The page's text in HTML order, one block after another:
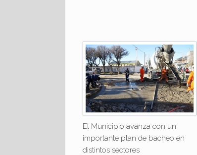
El Municipio avanza con un
importante plan de bacheo en
distintos sectores